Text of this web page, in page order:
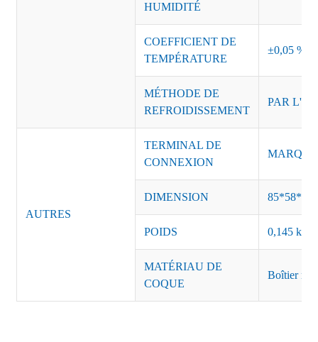
HUMIDITÉ
COEFFICIENT DE
TEMPÉRATURE
±0,05 %/
MÉTHODE DE
REFROIDISSEMENT
PAR
AUTRES
TERMINAL DE
CONNEXION
DIMENSION 85*58*36
POIDS 0,145 kg/
MATÉRIAU DE
COQUE
Boîtier